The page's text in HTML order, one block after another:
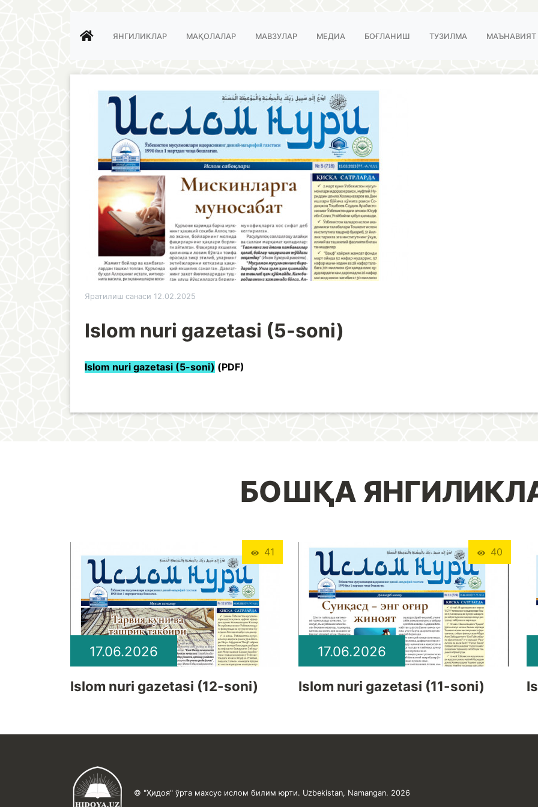
ЯНГИЛИКЛАР МАҚОЛАЛАР МАВЗУЛАР МЕДИА БОҒЛАНИШ ТУЗИЛМА МАЪНАВИЯТ
Яратилиш санаси 12.02.2025
Islom nuri gazetasi (5-soni)
Islom nuri gazetasi (5-soni) (PDF)
БОШҚА
41
17.06.2026
Islom nuri gazetasi (12-soni)
40
17.06.2026
Islom nuri gazetasi (11-soni)
© "Ҳидоя" ўрта махсус ислом билим юрти. Uzbekistan, Namangan. 2026